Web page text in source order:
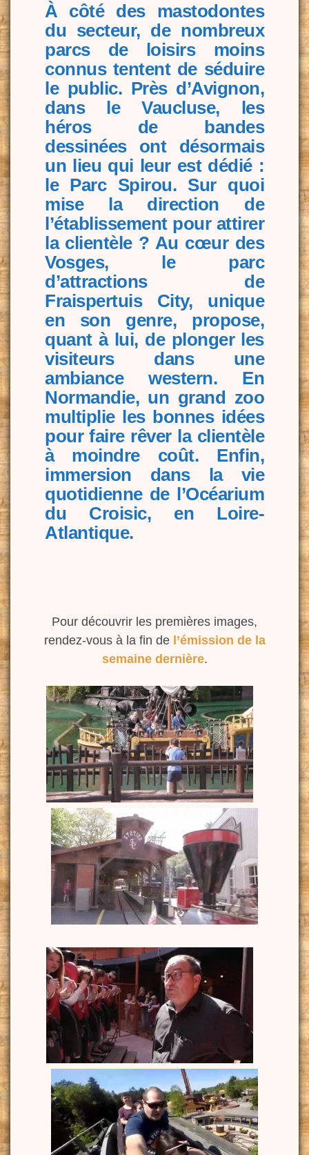
À côté des mastodontes
du secteur, de nombreux
parcs de loisirs moins
connus tentent de séduire
le public. Près d’Avignon,
dans le Vaucluse, les
héros de bandes
dessinées ont désormais
un lieu qui leur est dédié :
le Parc Spirou. Sur quoi
mise la direction de
l’établissement pour attirer
la clientèle ? Au cœur des
Vosges, le parc
d’attractions de
Fraispertuis City, unique
en son genre, propose,
quant à lui, de plonger les
visiteurs dans une
ambiance western. En
Normandie, un grand zoo
multiplie les bonnes idées
pour faire rêver la clientèle
à moindre coût. Enfin,
immersion dans la vie
quotidienne de l’Océarium
du Croisic, en Loire-
Atlantique.
Pour découvrir les premières images,
rendez-vous à la fin de l’émission de la
semaine dernière.